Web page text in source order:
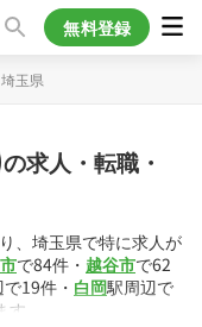
無料登録
埼玉県
の求人・転職・
、埼玉県で特に求人が
で84件・ 越谷市で62
19件・ 白岡駅周辺で
。